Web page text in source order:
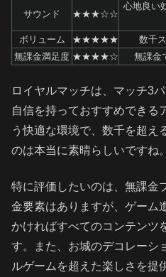
サウンド ★★★☆☆
心地良い
ボリューム
★★★★★
数千
無課金満足度 ★★★★☆ 無課金
ロイヤルマッチは、マッチ3
自信を持っておすすめできる
う快適な環境で、数千を超え
のは本当に素晴らしいですね。
特に評価したいのは、無課金
金要素はありますが、ゲーム
かければすべてのコンテンツ
す。また、お城のデコレーシ
ルゲームを超えた楽しさを提